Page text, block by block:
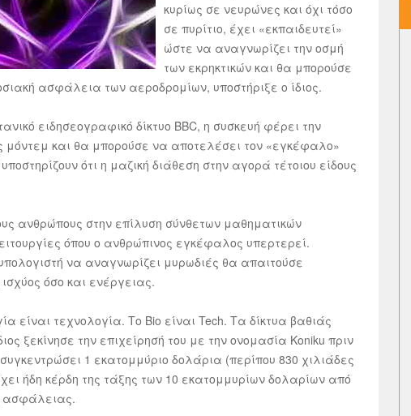
κυρίως σε νευρώνες και όχι τόσο
σε πυρίτιο, έχει «εκπαιδευτεί»
ώστε να αναγνωρίζει την οσμή
των εκρηκτικών και θα μπορούσε
ασφάλεια των αεροδρομίων, υποστήριξε ο ίδιος.
ειδησεογραφικό δίκτυο BBC, η συσκευή φέρει την
μόντεμ και θα μπορούσε να αποτελέσει τον «εγκέφαλο»
ότι η μαζική διάθεση στην αγορά τέτοιου είδους
ανθρώπους στην επίλυση σύνθετων μαθηματικών
όπου ο ανθρώπινος εγκέφαλος υπερτερεί.
να αναγνωρίζει μυρωδιές θα απαιτούσε
όσο και ενέργειας.
είναι τεχνολογία. Το Bio είναι Tech. Τα δίκτυα βαθιάς
ξεκίνησε την επιχείρησή του με την ονομασία Koniku πριν
1 εκατομμύριο δολάρια (περίπου 830 χιλιάδες
ήδη κέρδη της τάξης των 10 εκατομμυρίων δολαρίων από
ασφάλειας.